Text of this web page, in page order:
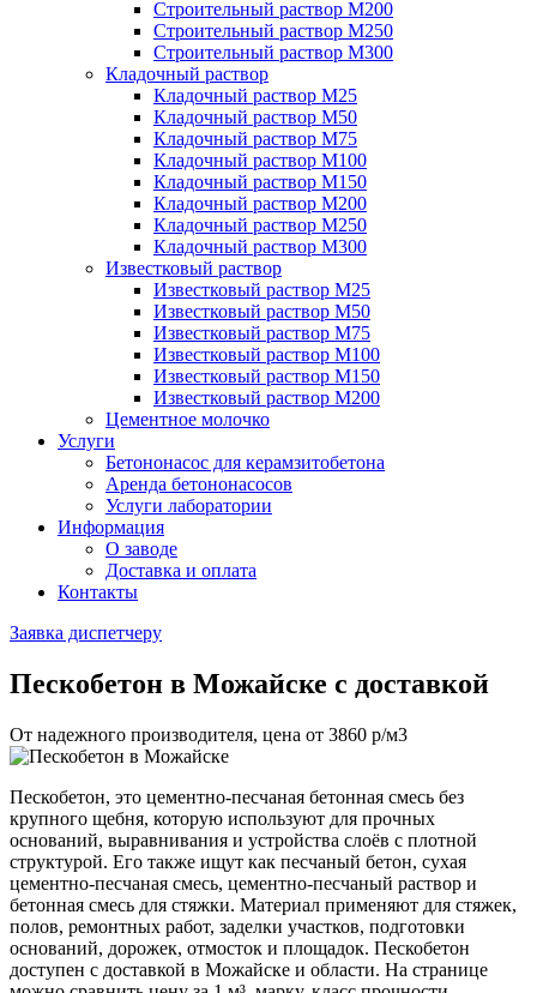
Строительный раствор М200
Строительный раствор М250
Строительный раствор М300
Кладочный раствор
Кладочный раствор М25
Кладочный раствор М50
Кладочный раствор М75
Кладочный раствор М100
Кладочный раствор М150
Кладочный раствор М200
Кладочный раствор М250
Кладочный раствор М300
Известковый раствор
Известковый раствор М25
Известковый раствор М50
Известковый раствор М75
Известковый раствор М100
Известковый раствор М150
Известковый раствор М200
Цементное молочко
Услуги
Бетононасос для керамзитобетона
Аренда бетононасосов
Услуги лаборатории
Информация
О заводе
Доставка и оплата
Контакты
Заявка диспетчеру
Пескобетон в Можайске с доставкой
От надежного производителя, цена от 3860 р/м3
Пескобетон, это цементно-песчаная бетонная смесь без
крупного щебня, которую используют для прочных
оснований, выравнивания и устройства слоёв с плотной
структурой. Его также ищут как песчаный бетон, сухая
цементно-песчаная смесь, цементно-песчаный раствор и
бетонная смесь для стяжки. Материал применяют для стяжек,
полов, ремонтных работ, заделки участков, подготовки
оснований, дорожек, отмосток и площадок. Пескобетон
доступен с доставкой в Можайске и области. На странице